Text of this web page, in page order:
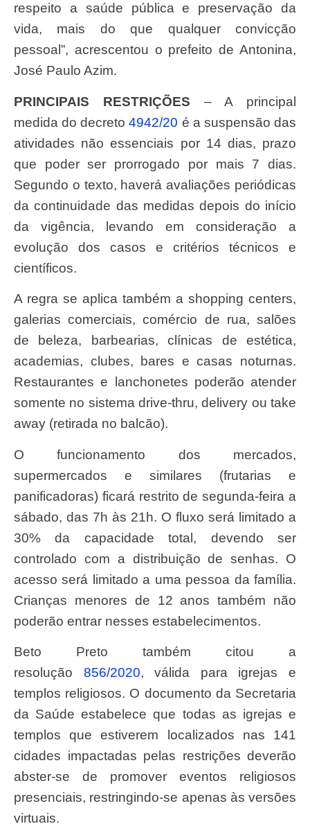
respeito a saúde pública e preservação da
vida, mais do que qualquer convicção
pessoal”, acrescentou o prefeito de Antonina,
José Paulo Azim.
PRINCIPAIS RESTRIÇÕES – A principal
medida do decreto4942/20 é a suspensão das
atividades não essenciais por 14 dias, prazo
que poder ser prorrogado por mais 7 dias.
Segundo o texto, haverá avaliações periódicas
da continuidade das medidas depois do início
da vigência, levando em consideração a
evolução dos casos e critérios técnicos e
científicos.
A regra se aplica também a shopping centers,
galerias comerciais, comércio de rua, salões
de beleza, barbearias, clínicas de estética,
academias, clubes, bares e casas noturnas.
Restaurantes e lanchonetes poderão atender
somente no sistema drive-thru, delivery ou take
away (retirada no balcão).
O funcionamento dos mercados,
supermercados e similares (frutarias e
panificadoras) ficará restrito de segunda-feira a
sábado, das 7h às 21h. O fluxo será limitado a
30% da capacidade total, devendo ser
controlado com a distribuição de senhas. O
acesso será limitado a uma pessoa da família.
Crianças menores de 12 anos também não
poderão entrar nesses estabelecimentos.
Beto Preto também citou a
resolução 856/2020, válida para igrejas e
templos religiosos. O documento da Secretaria
da Saúde estabelece que todas as igrejas e
templos que estiverem localizados nas 141
cidades impactadas pelas restrições deverão
abster-se de promover eventos religiosos
presenciais, restringindo-se apenas às versões
virtuais.